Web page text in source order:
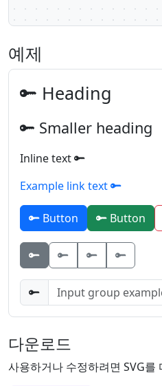
예제
Heading
Smaller heading
Inline text
Example link text
Button Button
ButtonButtonButton
다운로드
사용하거나 수정하려면 SVG를